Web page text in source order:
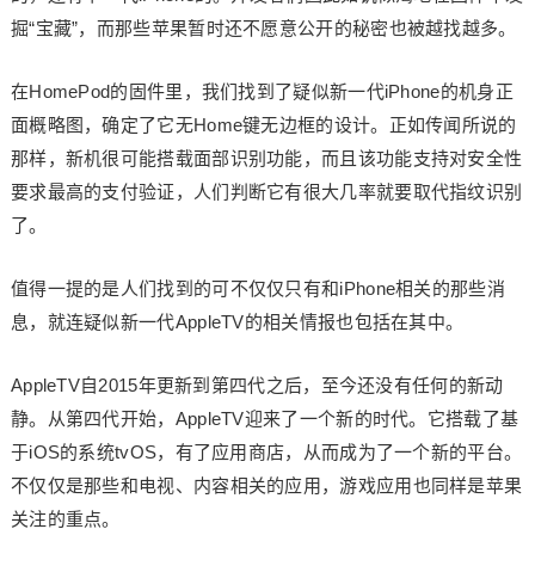
掘“宝藏”，而那些苹果暂时还不愿意公开的秘密也被越找越多。
在HomePod的固件里，我们找到了疑似新一代iPhone的机身正
面概略图，确定了它无Home键无边框的设计。正如传闻所说的
那样，新机很可能搭载面部识别功能，而且该功能支持对安全性
要求最高的支付验证，人们判断它有很大几率就要取代指纹识别
了。
值得一提的是人们找到的可不仅仅只有和iPhone相关的那些消
息，就连疑似新一代AppleTV的相关情报也包括在其中。
AppleTV自2015年更新到第四代之后，至今还没有任何的新动
静。从第四代开始，AppleTV迎来了一个新的时代。它搭载了基
于iOS的系统tvOS，有了应用商店，从而成为了一个新的平台。
不仅仅是那些和电视、内容相关的应用，游戏应用也同样是苹果
关注的重点。